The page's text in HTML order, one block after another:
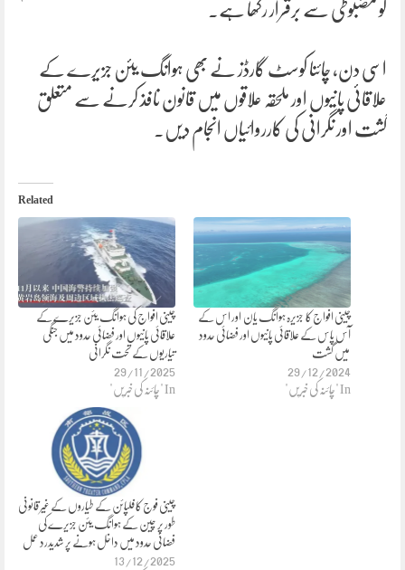
کو مضبوطی سے برقرار رکھا ہے۔
اسی دن، چائنا کوسٹ گارڈز نے بھی ہوانگ یئن جزیرے کے
علاقائی پانیوں اور ملحقہ علاقوں میں قانون نافذ کرنے سے متعلق
گشت اور نگرانی کی کارروائیاں انجام دیں۔
Related
چینی افواج کی ہوانگ یئن جزیرے کے
علاقائی پانیوں اور فضائی حدود میں جنگی
تیاریوں کے تحت نگرانی
29/11/2025
In "چائنہ کی خبریں"
چینی افواج کا جزیرہ ہوانگ یان اور اس کے
آس پاس کے علاقائی پانیوں اور فضائی حدود
میں گشت
29/12/2024
In "چائنہ کی خبریں"
چینی فوج کا فلپائن کے طیاروں کے غیر قانونی
طور پر چین کے ہوانگ یئن جزیرے کی
فضائی حدود میں داخل ہونے پر شدیدرد عمل
13/12/2025